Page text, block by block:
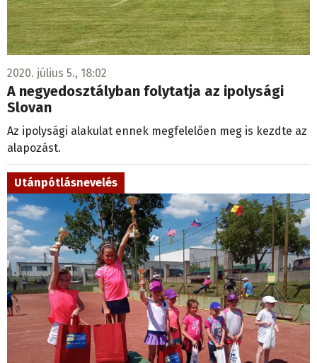
2020. július 5., 18:02
A negyedosztályban folytatja az ipolysági
Slovan
Az ipolysági alakulat ennek megfelelően meg is kezdte az
alapozást.
Utánpótlásnevelés